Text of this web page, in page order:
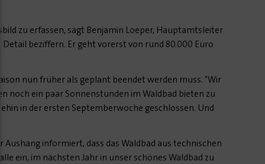
zu erfassen, sagt Benjamin Loeper, Hauptamtsleiter
beziffern. Er geht vorerst von rund 80.000 Euro
nun früher als geplant beendet werden muss. "Wir
noch ein paar Sonnenstunden im Waldbad bieten zu
in der ersten Septemberwoche geschlossen. Und
informiert, dass das Waldbad aus technischen
ein, im nächsten Jahr in unser schönes Waldbad zu